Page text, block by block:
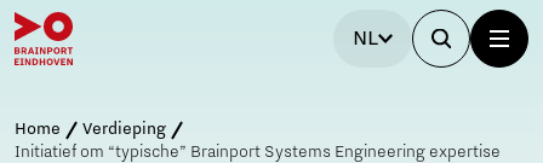
NL
Home
Verdieping
Initiatief om “typische” Brainport Systems Engineering expertise